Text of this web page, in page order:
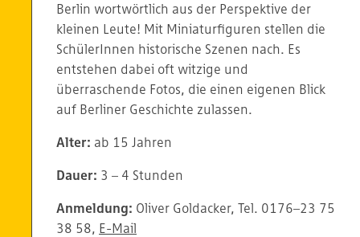
Berlin wortwörtlich aus der Perspektive der
kleinen Leute! Mit Miniaturfiguren stellen die
SchülerInnen historische Szenen nach. Es
entstehen dabei oft witzige und
überraschende Fotos, die einen eigenen Blick
auf Berliner Geschichte zulassen.
Alter: ab 15 Jahren
Dauer: 3 – 4 Stunden
Anmeldung: Oliver Goldacker, Tel. 0176–23 75
38 58, E-Mail